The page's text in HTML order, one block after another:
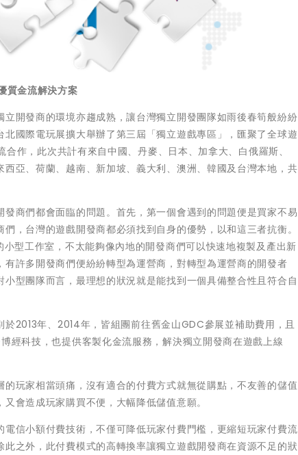
質金流解決方案
開發商的環境亦趨成熟，讓台灣獨立開發團隊如雨後春筍般紛紛
國際電玩展擴大舉辦了第三屆「獨立遊戲專區」，匯聚了全球遊
作，此次共計有來自中國、丹麥、日本、加拿大、白俄羅斯、
亞、荷蘭、越南、新加坡、義大利、澳洲、韓國及台灣本地，共
商們都會面臨的問題。首先，第一個會遇到的問題便是買家不易
，台灣的遊戲開發商都必須找到自身的優勢，以和這三者抗衡。
型工作室，不太能夠像內地的開發商們可以快速地複製及產出新
許多開發商們便紛紛轉型為運營商，對轉型為運營商的開發者
型團隊而言，最理想的狀況就是能找到一個具備整合性且符合自
2013年、2014年，皆組團前往舊金山GDC參展並補助費用，且
經科技，也提供客製化金流服務，解決獨立開發商在遊戲上線
玩家相當頭痛，沒有適合的付費方式就無從購點，不友善的儲值
會造成玩家購買不便，大幅降低儲值意願。
信小額付費技術，不僅可降低玩家付費門檻，更縮短玩家付費流
之外，此付費模式的高轉換率讓獨立遊戲開發商在資源不足的狀